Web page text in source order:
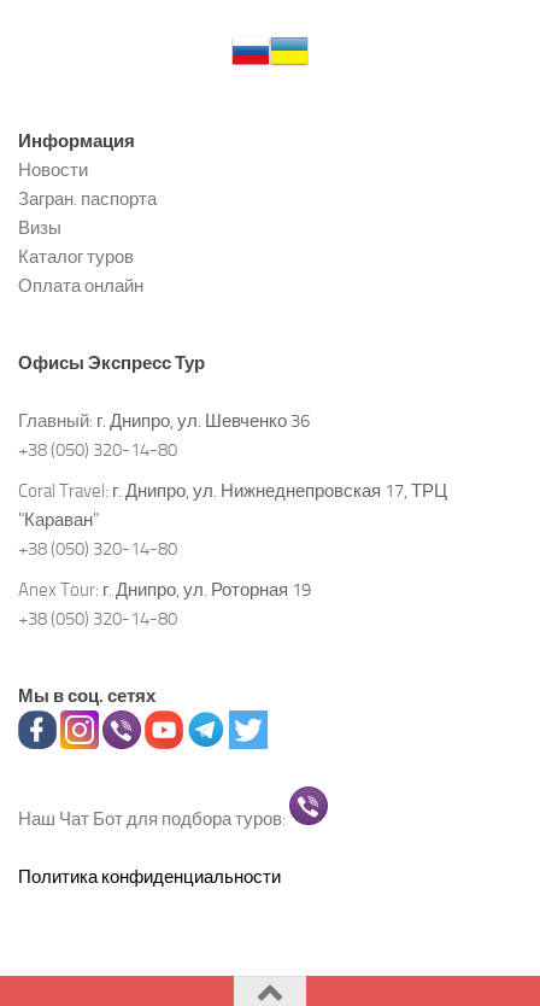
Информация
Новости
Загран. паспорта
Визы
Каталог туров
Оплата онлайн
Офисы Экспресс Тур
Главный: г. Днипро, ул. Шевченко 36
+38 (050) 320-14-80
Coral Travel: г. Днипро, ул. Нижнеднепровская 17, ТРЦ
"Караван"
+38 (050) 320-14-80
Anex Tour: г. Днипро, ул. Роторная 19
+38 (050) 320-14-80
Мы в соц. сетях
Наш Чат Бот для подбора туров:
Политика конфиденциальности